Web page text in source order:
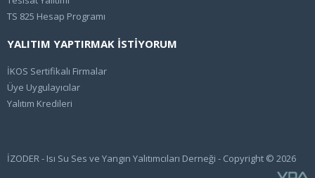
TS 825 Hesap Programı
YALITIM YAPTIRMAK İSTİYORUM
İKOS Sertifikalı Firmalar
Üye Uygulayıcılar
Yalıtım Kredileri
İZODER - Isı Su Ses ve Yangın Yalıtımcıları Derneği - Copyright © 2026